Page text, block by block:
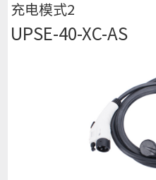
充电模式2
UPSE-40-XC-AS